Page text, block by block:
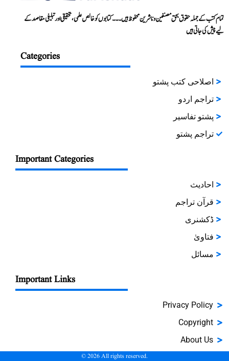
تمام کتب کے جملہ حقوق بحق مصنفین و ناشرین محفوظ ہیں۔۔۔ کتابوں کو خالص علمی، تحقیقی اور تبلیغی مقاصد کے
لیے پیش کی جاتی ہیں
Categories
اصلاحی کتب پشتو
تراجم اردو
پشتو تفاسیر
تراجم پشتو
Important Categories
احادیث
قرآن تراجم
ڈکشنری
فتاویٰ
مسائل
Important Links
Privacy Policy
Copyright
About Us
©2026All rights reserved.